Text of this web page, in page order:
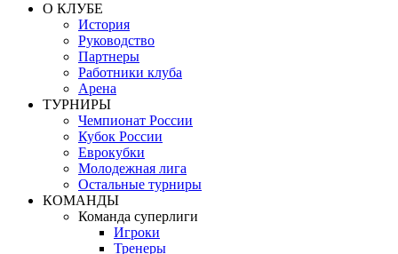
О КЛУБЕ
История
Руководство
Партнеры
Работники клуба
Арена
ТУРНИРЫ
Чемпионат России
Кубок России
Еврокубки
Молодежная лига
Остальные турниры
КОМАНДЫ
Команда суперлиги
Игроки
Тренеры